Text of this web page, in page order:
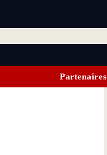
Partenaires